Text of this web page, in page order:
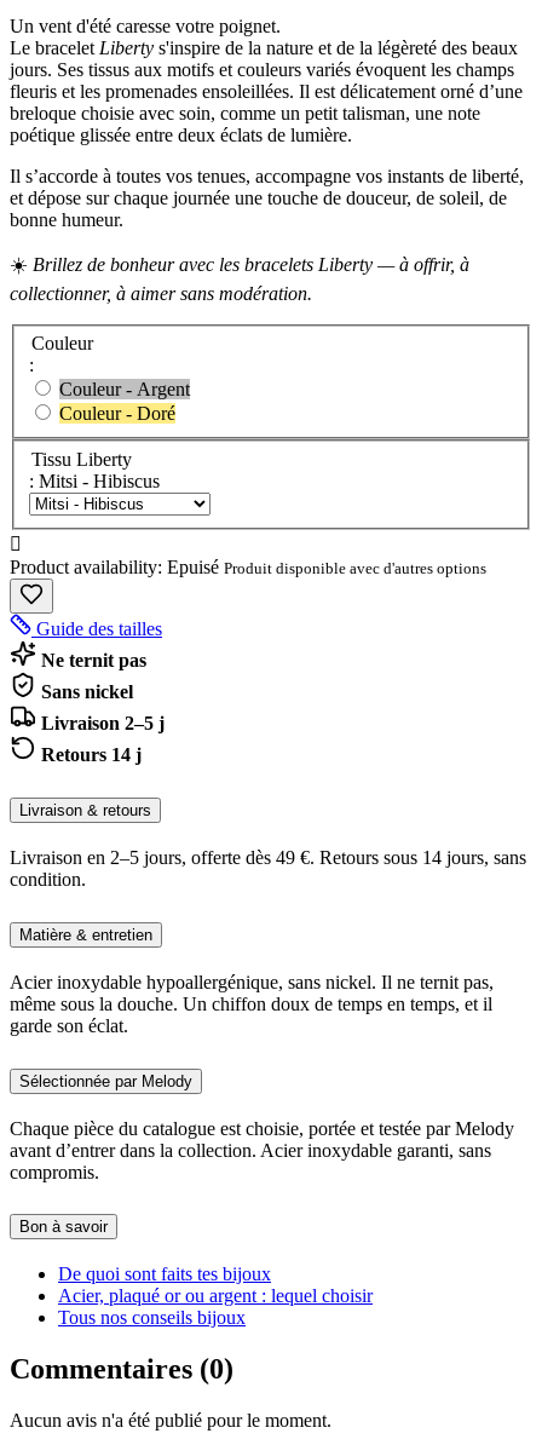
Un vent d'été caresse votre poignet.
Le bracelet Liberty s'inspire de la nature et de la légèreté des beaux
jours. Ses tissus aux motifs et couleurs variés évoquent les champs
fleuris et les promenades ensoleillées. Il est délicatement orné d’une
breloque choisie avec soin, comme un petit talisman, une note
poétique glissée entre deux éclats de lumière.
Il s’accorde à toutes vos tenues, accompagne vos instants de liberté,
et dépose sur chaque journée une touche de douceur, de soleil, de
bonne humeur.
☀️ Brillez de bonheur avec les bracelets Liberty — à offrir, à
collectionner, à aimer sans modération.
Couleur
:
Couleur - Argent
Couleur - Doré
Tissu Liberty
: Mitsi - Hibiscus

Product availability: Epuisé Produit disponible avec d'autres options
Guide des tailles
Ne ternit pas
Sans nickel
Livraison 2–5 j
Retours 14 j
Livraison & retours
Livraison en 2–5 jours, offerte dès 49 €. Retours sous 14 jours, sans
condition.
Matière & entretien
Acier inoxydable hypoallergénique, sans nickel. Il ne ternit pas,
même sous la douche. Un chiffon doux de temps en temps, et il
garde son éclat.
Sélectionnée par Melody
Chaque pièce du catalogue est choisie, portée et testée par Melody
avant d’entrer dans la collection. Acier inoxydable garanti, sans
compromis.
Bon à savoir
De quoi sont faits tes bijoux
Acier, plaqué or ou argent : lequel choisir
Tous nos conseils bijoux
Commentaires (0)
Aucun avis n'a été publié pour le moment.